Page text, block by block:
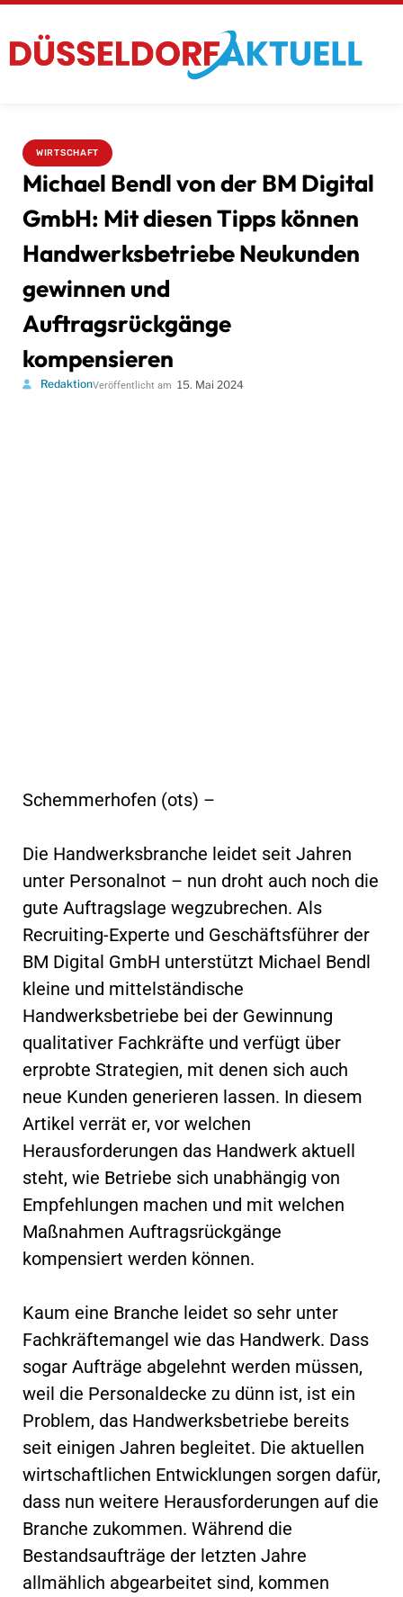
WIRTSCHAFT
Michael Bendl von der BM Digital
GmbH: Mit diesen Tipps können
Handwerksbetriebe Neukunden
gewinnen und
Auftragsrückgänge
kompensieren
RedaktionVeröffentlicht am 15. Mai 2024
Schemmerhofen (ots) –
Die Handwerksbranche leidet seit Jahren
unter Personalnot – nun droht auch noch die
gute Auftragslage wegzubrechen. Als
Recruiting-Experte und Geschäftsführer der
BM Digital GmbH unterstützt Michael Bendl
kleine und mittelständische
Handwerksbetriebe bei der Gewinnung
qualitativer Fachkräfte und verfügt über
erprobte Strategien, mit denen sich auch
neue Kunden generieren lassen. In diesem
Artikel verrät er, vor welchen
Herausforderungen das Handwerk aktuell
steht, wie Betriebe sich unabhängig von
Empfehlungen machen und mit welchen
Maßnahmen Auftragsrückgänge
kompensiert werden können.
Kaum eine Branche leidet so sehr unter
Fachkräftemangel wie das Handwerk. Dass
sogar Aufträge abgelehnt werden müssen,
weil die Personaldecke zu dünn ist, ist ein
Problem, das Handwerksbetriebe bereits
seit einigen Jahren begleitet. Die aktuellen
wirtschaftlichen Entwicklungen sorgen dafür,
dass nun weitere Herausforderungen auf die
Branche zukommen. Während die
Bestandsaufträge der letzten Jahre
allmählich abgearbeitet sind, kommen